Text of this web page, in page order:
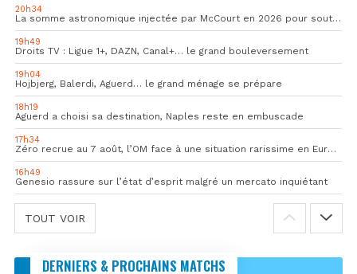
20h34
La somme astronomique injectée par McCourt en 2026 pour soutenir l’OM
19h49
Droits TV : Ligue 1+, DAZN, Canal+… le grand bouleversement
19h04
Hojbjerg, Balerdi, Aguerd… le grand ménage se prépare
18h19
Aguerd a choisi sa destination, Naples reste en embuscade
17h34
Zéro recrue au 7 août, l’OM face à une situation rarissime en Europe
16h49
Genesio rassure sur l’état d’esprit malgré un mercato inquiétant
TOUT VOIR
DERNIERS & PROCHAINS MATCHS